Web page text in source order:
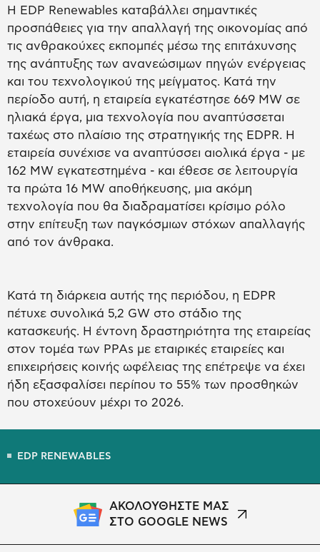
Η EDP Renewables καταβάλλει σημαντικές
προσπάθειες για την απαλλαγή της οικονομίας από
τις ανθρακούχες εκπομπές μέσω της επιτάχυνσης
της ανάπτυξης των ανανεώσιμων πηγών ενέργειας
και του τεχνολογικού της μείγματος. Κατά την
περίοδο αυτή, η εταιρεία εγκατέστησε 669 MW σε
ηλιακά έργα, μια τεχνολογία που αναπτύσσεται
ταχέως στο πλαίσιο της στρατηγικής της EDPR. Η
εταιρεία συνέχισε να αναπτύσσει αιολικά έργα - με
162 MW εγκατεστημένα - και έθεσε σε λειτουργία
τα πρώτα 16 MW αποθήκευσης, μια ακόμη
τεχνολογία που θα διαδραματίσει κρίσιμο ρόλο
στην επίτευξη των παγκόσμιων στόχων απαλλαγής
από τον άνθρακα.
Κατά τη διάρκεια αυτής της περιόδου, η EDPR
πέτυχε συνολικά 5,2 GW στο στάδιο της
κατασκευής. Η έντονη δραστηριότητα της εταιρείας
στον τομέα των PPAs με εταιρικές εταιρείες και
επιχειρήσεις κοινής ωφέλειας της επέτρεψε να έχει
ήδη εξασφαλίσει περίπου το 55% των προσθηκών
που στοχεύουν μέχρι το 2026.
EDP RENEWABLES
ΑΚΟΛΟΥΘΗΣΤΕ ΜΑΣ
ΣΤΟ GOOGLE NEWS